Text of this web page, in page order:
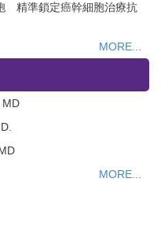
精準鎖定癌幹細胞治療抗
MORE...
MD
MORE...